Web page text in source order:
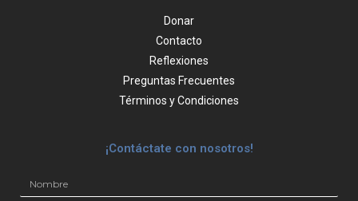
Donar
Contacto
Reflexiones
Preguntas Frecuentes
Términos y Condiciones
¡Contáctate con nosotros!